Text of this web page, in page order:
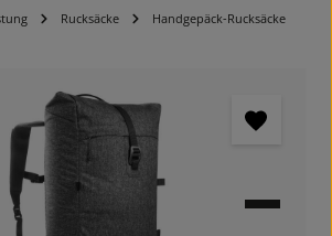
Rucksäcke Handgepäck-Rucksäcke